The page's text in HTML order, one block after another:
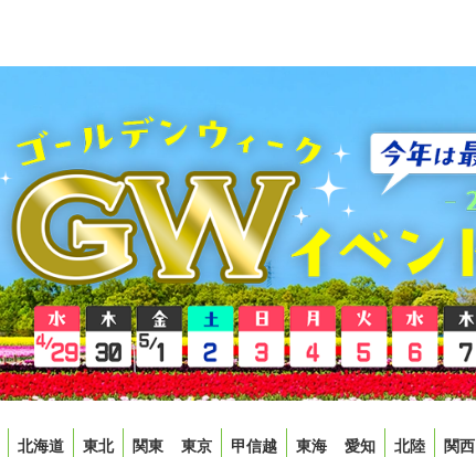
北海道 東北 関東 東京 甲信越 東海 愛知 北陸 関西